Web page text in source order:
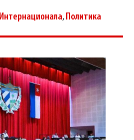
Интернационала, Политика